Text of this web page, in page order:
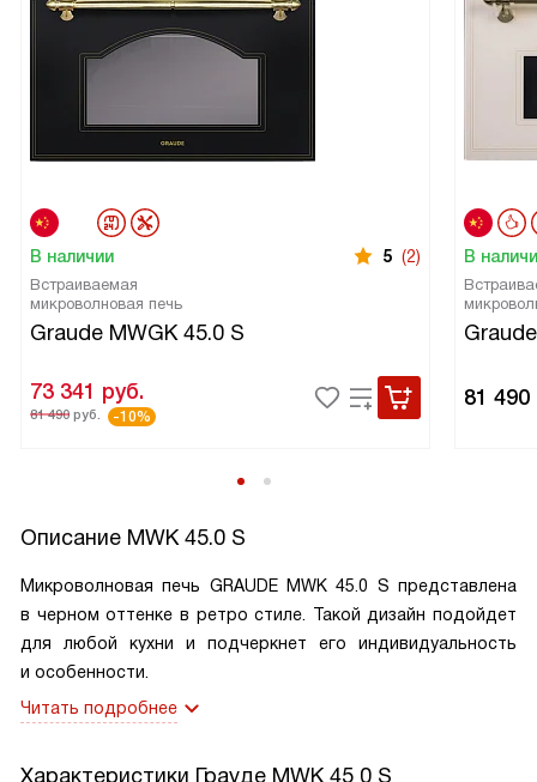
В наличии 5 (2)
Встраиваемая
микроволновая печь
Graude MWGK 45.0 S
73 341 руб.
81 490 руб. -10%
В
81 490
Описание MWK 45.0 S
Микроволновая печь GRAUDE MWK 45.0 S представлена
в черном оттенке в ретро стиле. Такой дизайн подойдет
для любой кухни и подчеркнет его индивидуальность
и особенности.
Читать подробнее
Характеристики Грауде MWK 45 0 S